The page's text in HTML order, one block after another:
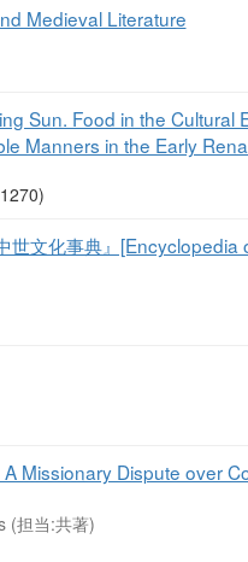
Medieval Literature
Sun. Food in the Cultural
Manners in the Early
世文化事典』
Missionary Dispute over
(担当:共著)